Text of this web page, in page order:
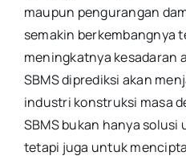
maupun pengurangan
semakin berkembangnya
meningkatnya kesadaran
SBMS diprediksi akan
industri konstruksi masa
SBMS bukan hanya
tetapi juga untuk